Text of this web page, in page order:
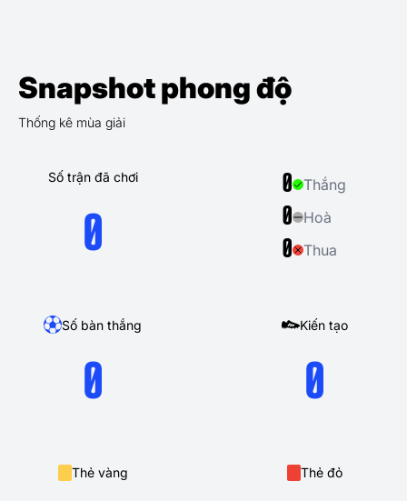
Snapshot phong độ
Thống kê mùa giải
Số trận đã chơi
0
Số bàn thắng
0
Kiến tạo
0
Thẻ vàng Thẻ đỏ
0 Thắng
0 Hoà
0 Thua